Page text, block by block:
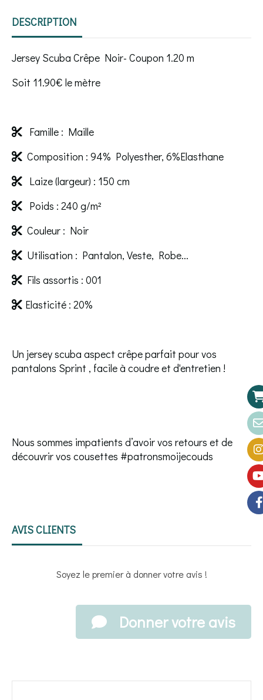
DESCRIPTION
Jersey Scuba Crêpe Noir- Coupon 1.20 m
Soit 11.90€ le mètre
 Famille : Maille
 Composition : 94% Polyesther, 6%Elasthane
 Laize (largeur) : 150 cm
 Poids : 240 g/m²
 Couleur : Noir
 Utilisation : Pantalon, Veste, Robe...
 Fils assortis : 001
 Elasticité : 20%
Un jersey scuba aspect crêpe parfait pour vos
pantalons Sprint , facile à coudre et d'entretien !
Nous sommes impatients d’avoir vos retours et de
découvrir vos cousettes #patronsmoijecouds
AVIS CLIENTS
Soyez le premier à donner votre avis !
Donner votre avis